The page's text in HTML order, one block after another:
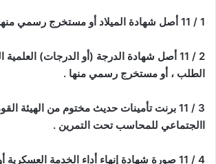
1 / 11 أصل شهادة الميلاد أو مستخرج رسمي منها .
2 / 11 أصل شهادة الدرجة (أو الدرجات)
الطلب ، أو مستخرج رسمي منها .
3 / 11 برنت تأمينات حديث مختوم من الهيئة
االجتماعي للمحاسب تحت التمرين .
4 / 11 صورة شهادة إنهاء أداء الخدمة